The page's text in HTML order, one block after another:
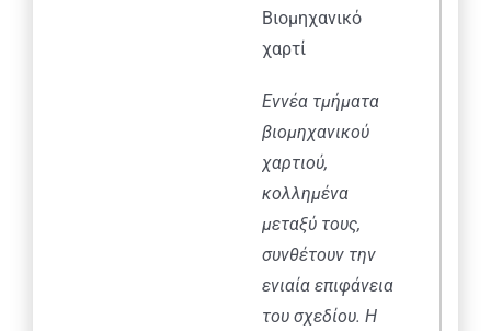
Βιομηχανικό
χαρτί
Εννέα τμήματα
βιομηχανικού
χαρτιού,
κολλημένα
μεταξύ τους,
συνθέτουν την
ενιαία επιφάνεια
του σχεδίου. Η